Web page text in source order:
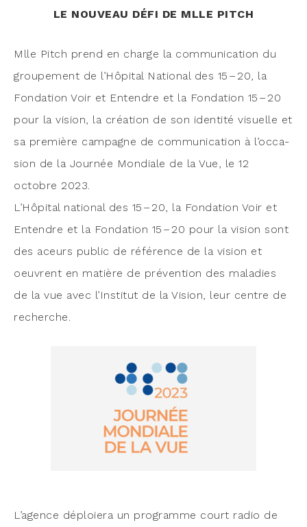
LE NOUVEAU DÉFI DE MLLE PITCH
Mlle Pitch prend en charge la com­mu­ni­ca­tion du
grou­pe­ment de l’Hô­pi­tal Natio­nal des 15 – 20, la
Fon­da­tion Voir et Entendre et la Fon­da­tion 15 – 20
pour la vision, la créa­tion de son iden­ti­té visuelle et
sa pre­mière cam­pagne de com­mu­ni­ca­tion à l’oc­ca­
sion de la Jour­née Mon­diale de la Vue, le 12
octobre 2023.
L’Hô­pi­tal natio­nal des 15 – 20, la Fon­da­tion Voir et
Entendre et la Fon­da­tion 15 – 20 pour la vision sont
des aceurs public de réfé­rence de la vision et
oeuvrent en matière de pré­ven­tion des mala­dies
de la vue avec l’Ins­ti­tut de la Vision, leur centre de
recherche.
L’a­gence déploie­ra un pro­gramme court radio de